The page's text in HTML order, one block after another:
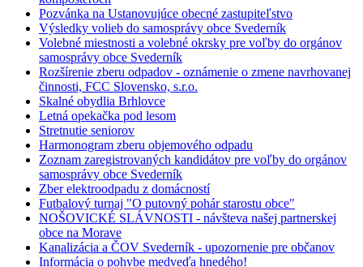
Pozvánka na Ustanovujúce obecné zastupiteľstvo
Výsledky volieb do samosprávy obce Svederník
Volebné miestnosti a volebné okrsky pre voľby do orgánov
samosprávy obce Svederník
Rozšírenie zberu odpadov - oznámenie o zmene navrhovanej
činnosti, FCC Slovensko, s.r.o.
Skalné obydlia Brhlovce
Letná opekačka pod lesom
Stretnutie seniorov
Harmonogram zberu objemového odpadu
Zoznam zaregistrovaných kandidátov pre voľby do orgánov
samosprávy obce Svederník
Zber elektroodpadu z domácností
Futbalový turnaj "O putovný pohár starostu obce"
NOŠOVICKÉ SLÁVNOSTI - návšteva našej partnerskej
obce na Morave
Kanalizácia a ČOV Svederník - upozornenie pre občanov
Informácia o pohybe medveďa hnedého!